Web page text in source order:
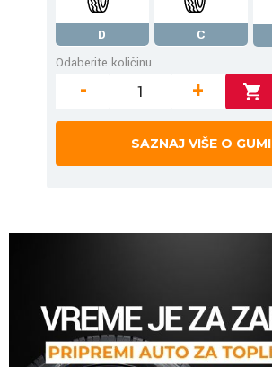
D C
Odaberite količinu
- +
SAZNAJ VIŠE O GUMI